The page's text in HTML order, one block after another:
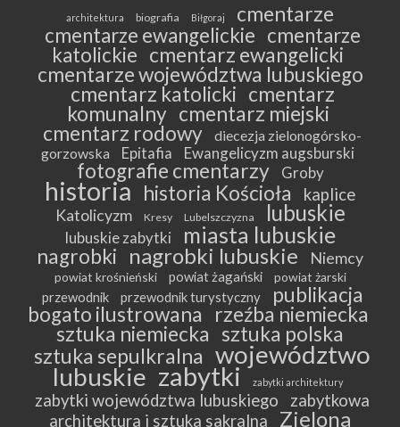
architektura biografia Biłgoraj
cmentarze
cmentarze ewangelickie cmentarze
katolickie cmentarz ewangelicki
cmentarze województwa lubuskiego
cmentarz katolicki cmentarz
komunalny cmentarz miejski
cmentarz rodowy
diecezja zielonogórsko-
gorzowska
Epitafia Ewangelicyzm augsburski
fotografie cmentarzy Groby
historia historia Kościoła kaplice
Katolicyzm Kresy Lubelszczyzna lubuskie
lubuskie zabytki miasta lubuskie
nagrobki nagrobki lubuskie Niemcy
powiat krośnieński powiat żagański powiat żarski
przewodnik przewodnik turystyczny
publikacja
bogato ilustrowana
rzeźba niemiecka
sztuka niemiecka sztuka polska
sztuka sepulkralna województwo
lubuskie zabytki zabytki architektury
zabytki województwa lubuskiego
zabytkowa
architektura i sztuka sakralna
Zielona